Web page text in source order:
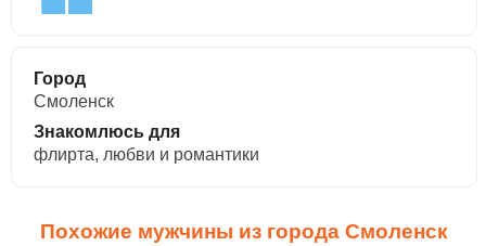
Город
Смоленск
Знакомлюсь для
флирта, любви и романтики
Похожие мужчины из города Смоленск